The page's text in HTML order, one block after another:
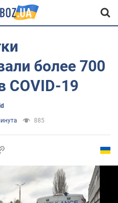
более 700
COVID-19
885